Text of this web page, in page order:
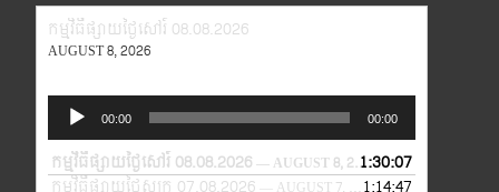
កម្មវិធីផ្សាយថ្ងៃសៅរ៍ 08.08.2026
AUGUST 8, 2026
Audio
Player
00:00 00:00
កម្មវិធីផ្សាយថ្ងៃសៅរ៍ 08.08.2026— AUGUST 8, 2026 1:30:07